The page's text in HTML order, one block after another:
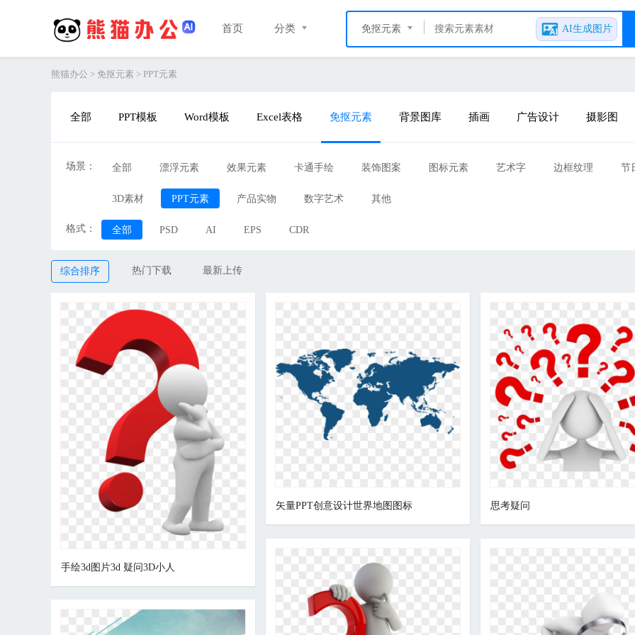
首页 分类 免抠元素 AI生成图片
熊猫办公 > 免抠元素 > PPT元素
全部 PPT模板 Word模板 Excel表格 免抠元素 背景图库 插画 广告设计 摄影图
场景： 全部 漂浮元素 效果元素 卡通手绘 装饰图案 图标元素 艺术字 边框纹理 节
3D素材 PPT元素 产品实物 数字艺术 其他
格式： 全部 PSD AI EPS CDR
综合排序 热门下载 最新上传
手绘3d图片3d 疑问3D小人
矢量PPT创意设计世界地图图标 思考疑问